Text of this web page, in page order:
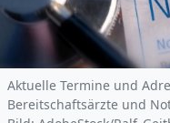
Aktuelle Termine und
Bereitschaftsärzte und